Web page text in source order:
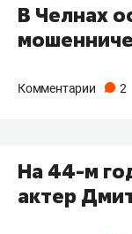
В Челнах
Комментарии 2
На 44-м
актер